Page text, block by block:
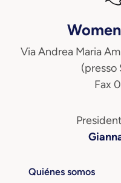
Via Andrea Maria
(presso
Fax
Quiénes somos